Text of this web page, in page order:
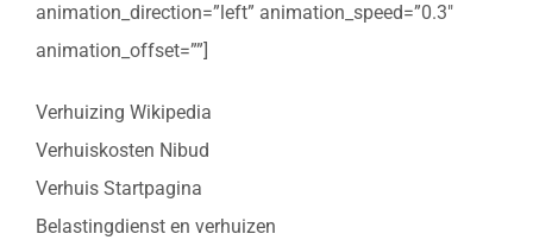
animation_direction=”left” animation_speed=”0.3″
animation_offset=””]
Verhuizing Wikipedia
Verhuiskosten Nibud
Verhuis Startpagina
Belastingdienst en verhuizen